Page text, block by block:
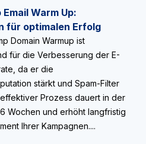
Warm Up:
für optimalen Erfolg
Domain Warmup ist
für die Verbesserung der E-
da er die
stärkt und Spam-Filter
effektiver Prozess dauert in der
Wochen und erhöht langfristig
Ihrer Kampagnen....